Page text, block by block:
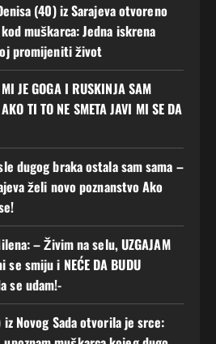
(40) iz Sarajeva otvoreno
muškarca: Jedna iskrena
promijeniti život
JE GOGA I RUSKINJA SAM
TI TO NE SMETA JAVI MI SE DA
dugog braka ostala sam sama –
želi novo poznanstvo Ako
– Živim na selu, UZGAJAM
se smiju i NEĆE DA BUDU
se udam!-
iz Novog Sada otvorila je srce: